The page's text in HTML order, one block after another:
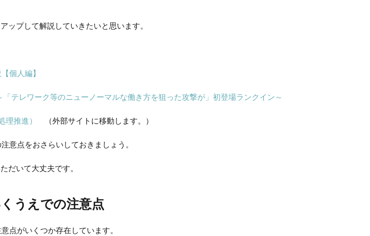
ップして解説していきたいと思います。
個人編】
テレワーク等のニューノーマルな働き方を狙った攻撃が」初登場ランクイン～
推進） （外部サイトに移動します。）
意点をおさらいしておきましょう。
だいて大丈夫です。
うえでの注意点
点がいくつか存在しています。